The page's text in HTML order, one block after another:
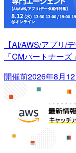
【AI/AWS/アプリ/
「CMパートナー
開催前2026年8月